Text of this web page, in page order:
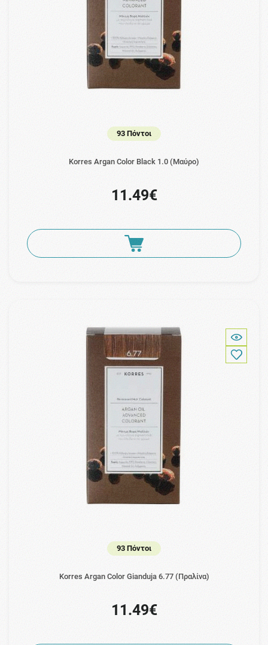
93 Πόντοι
Korres Argan Color Black 1.0 (Μαύρο)
11.49€
93 Πόντοι
Korres Argan Color Gianduja 6.77 (Πραλίνα)
11.49€